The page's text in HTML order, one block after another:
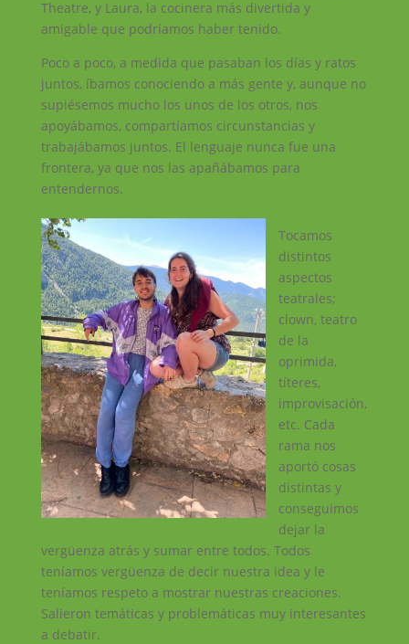
Theatre, y Laura, la cocinera más divertida y
amigable que podríamos haber tenido.
Poco a poco, a medida que pasaban los días y ratos
juntos, íbamos conociendo a más gente y, aunque no
supiésemos mucho los unos de los otros, nos
apoyábamos, compartíamos circunstancias y
trabajábamos juntos. El lenguaje nunca fue una
frontera, ya que nos las apañábamos para
entendernos.
Tocamos
distintos
aspectos
teatrales;
clown, teatro
de la
oprimida,
títeres,
improvisación,
etc. Cada
rama nos
aportó cosas
distintas y
conseguimos
dejar la
vergüenza atrás y sumar entre todos. Todos
teníamos vergüenza de decir nuestra idea y le
teníamos respeto a mostrar nuestras creaciones.
Salieron temáticas y problemáticas muy interesantes
a debatir.